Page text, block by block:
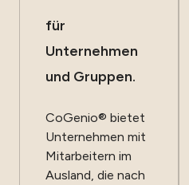
für
Unternehmen
und Gruppen.
CoGenio® bietet
Unternehmen mit
Mitarbeitern im
Ausland, die nach